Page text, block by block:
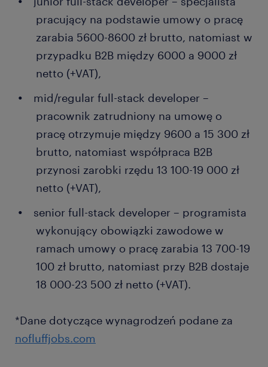
nieco inne obowiązki. Jeżeli dany specjalista chce
się dalej rozwijać, a przy tym lubi pracę z ludźmi, ma
także szansę objąć posadę lidera zespołu lub
będą pracować i szlifować swoje kompetencje
młodsi stażem i doświadczeniem pracownicy.
Praca w IT: wiele ścieżek rozwoju na
pracujący na podstawie umowy o pracę
zarabia 5600-8600 zł brutto, natomiast w
przypadku B2B między 6000 a 9000 zł
netto (+VAT),
mid/regular full-stack developer –
pracownik zatrudniony na umowę o
pracę otrzymuje między 9600 a 15 300 zł
brutto, natomiast współpraca B2B
przynosi zarobki rzędu 13 100-19 000 zł
netto (+VAT),
senior full-stack developer – programista
wykonujący obowiązki zawodowe w
ramach umowy o pracę zarabia 13 700-19
100 zł brutto, natomiast przy B2B dostaje
18 000-23 500 zł netto (+VAT).
*Dane dotyczące wynagrodzeń podane za
nofluffjobs.com